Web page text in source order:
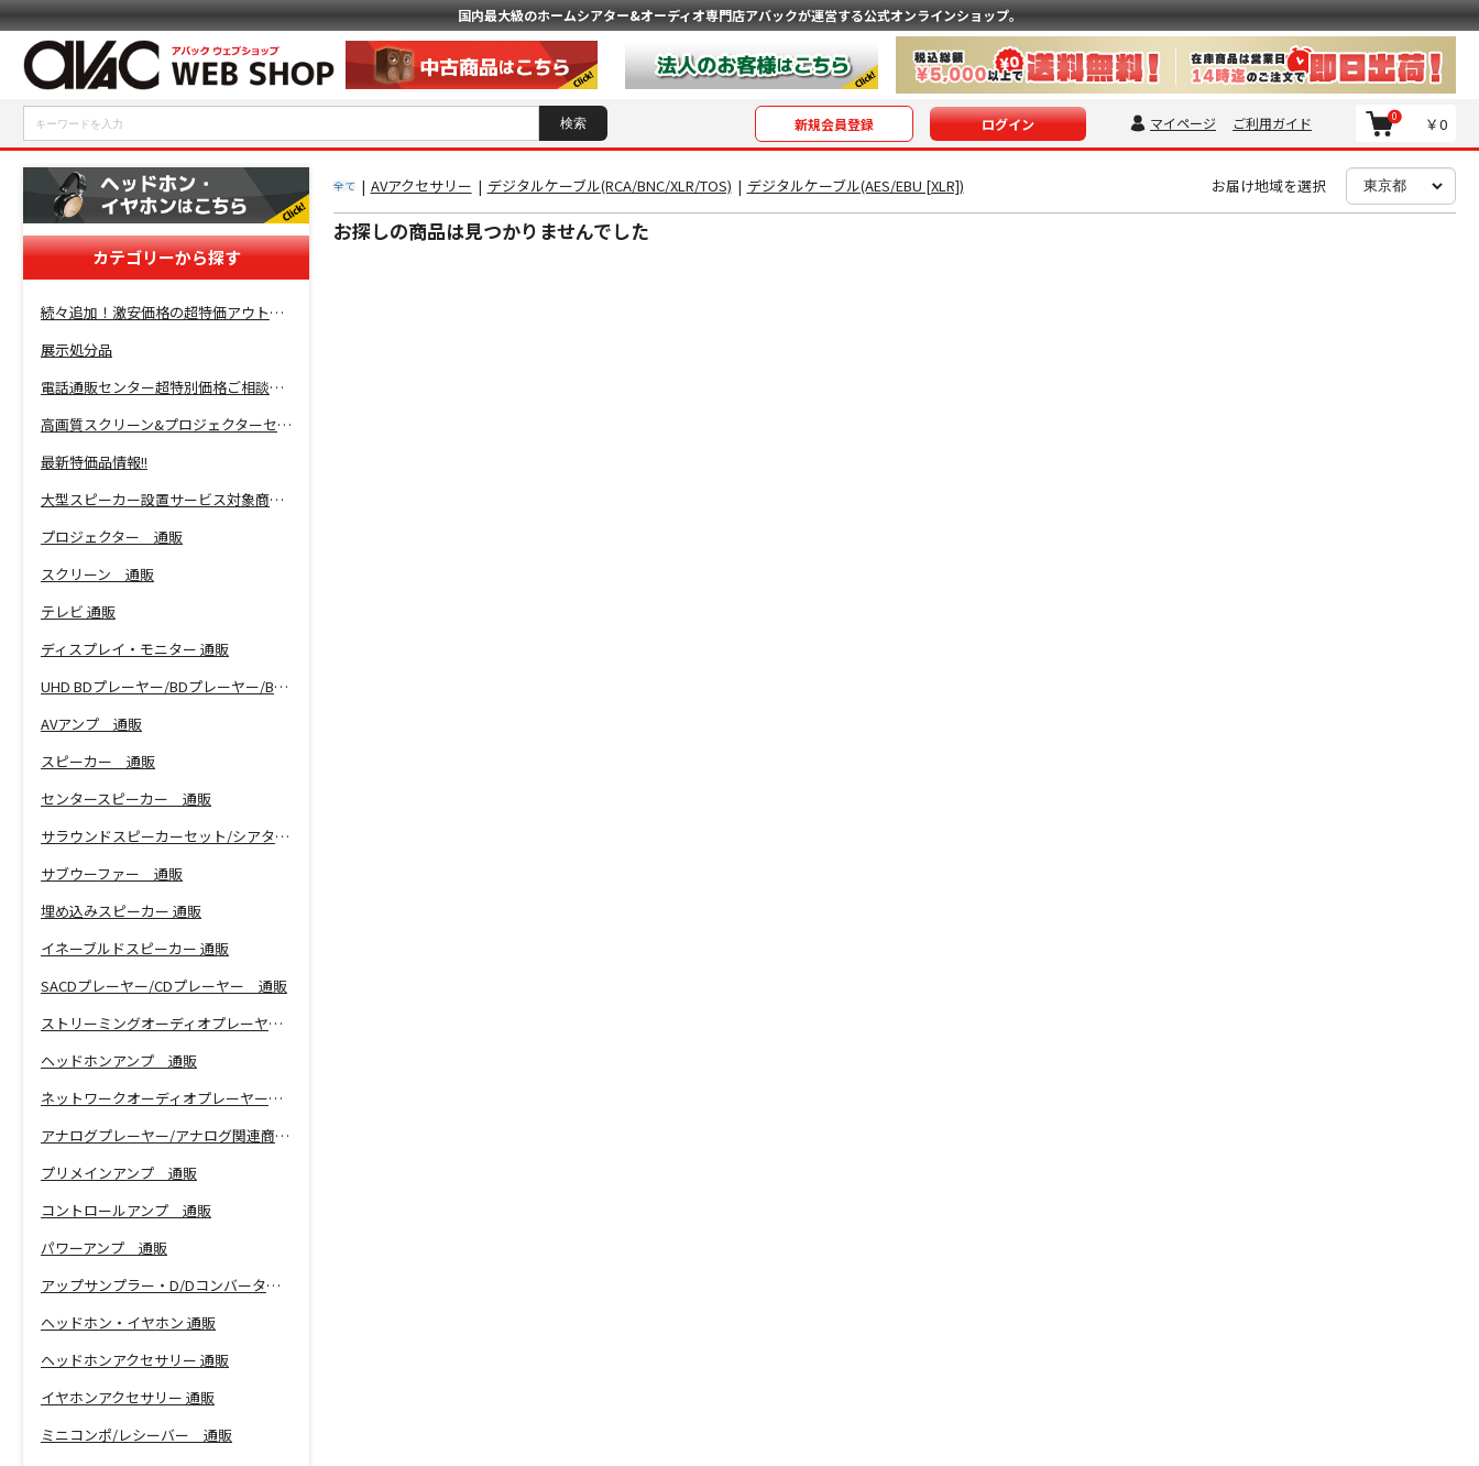
国内最大級のホームシアター&オーディオ専門店アバックが運営する公式オンラインショップ。
新規会員登録 ログイン マイページ ご利用ガイド ￥0
0
カテゴリーから探す
続々追加！激安価格の超特価アウトレットセール開催！
展示処分品
電話通販センター超特別価格ご相談コーナー！
高画質スクリーン&プロジェクターセット超特価！
最新特価品情報!!
大型スピーカー設置サービス対象商品！
プロジェクター 通販
スクリーン 通販
テレビ 通販
ディスプレイ・モニター 通販
UHD BDプレーヤー/BDプレーヤー/BDレコーダー 通販
AVアンプ 通販
スピーカー 通販
センタースピーカー 通販
サラウンドスピーカーセット/シアターバー 通販
サブウーファー 通販
埋め込みスピーカー 通販
イネーブルドスピーカー 通販
SACDプレーヤー/CDプレーヤー 通販
ストリーミングオーディオプレーヤー 通販
ヘッドホンアンプ 通販
ネットワークオーディオプレーヤー 通販
アナログプレーヤー/アナログ関連商品 通販
プリメインアンプ 通販
コントロールアンプ 通販
パワーアンプ 通販
アップサンプラー・D/Dコンバーター 通販
ヘッドホン・イヤホン 通販
ヘッドホンアクセサリー 通販
イヤホンアクセサリー 通販
ミニコンポ/レシーバー 通販
全て | AVアクセサリー | デジタルケーブル(RCA/BNC/XLR/TOS) | デジタルケーブル(AES/EBU [XLR]) お届け地域を選択
お探しの商品は見つかりませんでした